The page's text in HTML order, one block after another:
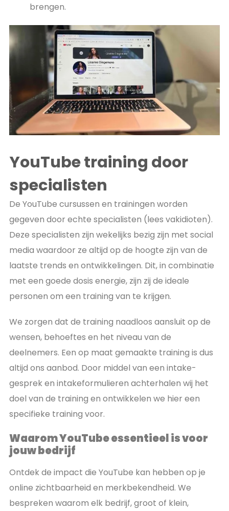
brengen.
YouTube training door
specialisten
De YouTube cursussen en trainingen worden
gegeven door echte specialisten (lees vakidioten).
Deze specialisten zijn wekelijks bezig zijn met social
media waardoor ze altijd op de hoogte zijn van de
laatste trends en ontwikkelingen. Dit, in combinatie
met een goede dosis energie, zijn zij de ideale
personen om een training van te krijgen.
We zorgen dat de training naadloos aansluit op de
wensen, behoeftes en het niveau van de
deelnemers. Een op maat gemaakte training is dus
altijd ons aanbod. Door middel van een intake-
gesprek en intakeformulieren achterhalen wij het
doel van de training en ontwikkelen we hier een
specifieke training voor.
Waarom YouTube essentieel is voor
jouw bedrijf
Ontdek de impact die YouTube kan hebben op je
online zichtbaarheid en merkbekendheid. We
bespreken waarom elk bedrijf, groot of klein,